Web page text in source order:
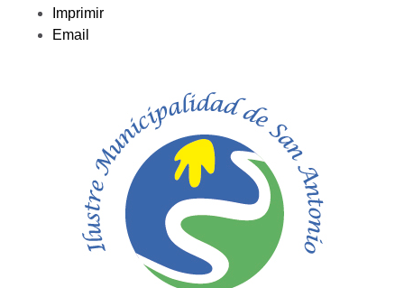
Imprimir
Email